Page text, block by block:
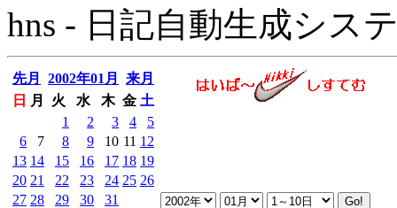
hns - 日記自動生成シス
先月 2002年01月
来月
日
月 火 水 木 金 土
1
2 3 4
5
6
7 8 9 10 11 12
13 14 15 16 17 18 19
20 21 22 23 24 25 26
27 28 29 30 31